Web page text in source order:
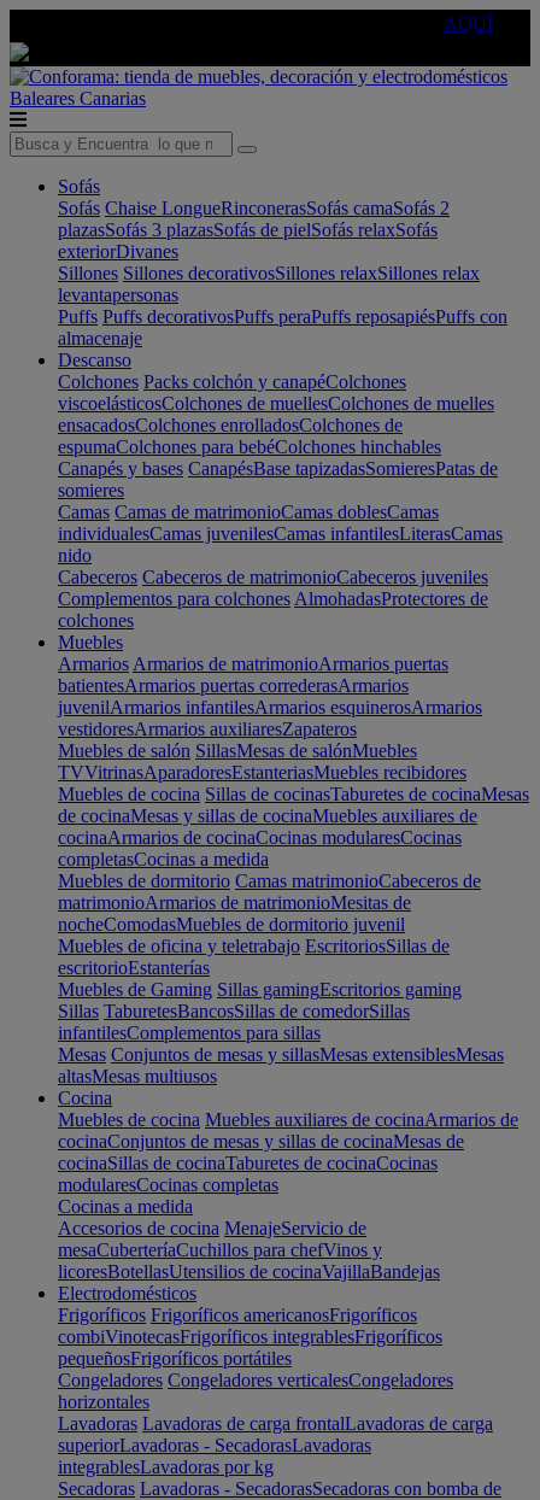
AQUÍ
Baleares Canarias
Sofás
Sofás Chaise LongueRinconerasSofás camaSofás 2
plazasSofás 3 plazasSofás de pielSofás relaxSofás
exteriorDivanes
Sillones Sillones decorativosSillones relaxSillones relax
levantapersonas
Puffs Puffs decorativosPuffs peraPuffs reposapiésPuffs con
almacenaje
Descanso
Colchones Packs colchón y canapéColchones
viscoelásticosColchones de muellesColchones de muelles
ensacadosColchones enrolladosColchones de
espumaColchones para bebéColchones hinchables
Canapés y bases CanapésBase tapizadasSomieresPatas de
somieres
Camas Camas de matrimonioCamas doblesCamas
individualesCamas juvenilesCamas infantilesLiterasCamas
nido
Cabeceros Cabeceros de matrimonioCabeceros juveniles
Complementos para colchones AlmohadasProtectores de
colchones
Muebles
Armarios Armarios de matrimonioArmarios puertas
batientesArmarios puertas correderasArmarios
juvenilArmarios infantilesArmarios esquinerosArmarios
vestidoresArmarios auxiliaresZapateros
Muebles de salón SillasMesas de salónMuebles
TVVitrinasAparadoresEstanteriasMuebles recibidores
Muebles de cocina Sillas de cocinasTaburetes de cocinaMesas
de cocinaMesas y sillas de cocinaMuebles auxiliares de
cocinaArmarios de cocinaCocinas modularesCocinas
completasCocinas a medida
Muebles de dormitorio Camas matrimonioCabeceros de
matrimonioArmarios de matrimonioMesitas de
nocheComodasMuebles de dormitorio juvenil
Muebles de oficina y teletrabajo EscritoriosSillas de
escritorioEstanterías
Muebles de Gaming Sillas gamingEscritorios gaming
Sillas TaburetesBancosSillas de comedorSillas
infantilesComplementos para sillas
Mesas Conjuntos de mesas y sillasMesas extensiblesMesas
altasMesas multiusos
Cocina
Muebles de cocina Muebles auxiliares de cocinaArmarios de
cocinaConjuntos de mesas y sillas de cocinaMesas de
cocinaSillas de cocinaTaburetes de cocinaCocinas
modularesCocinas completas
Cocinas a medida
Accesorios de cocina MenajeServicio de
mesaCuberteríaCuchillos para chefVinos y
licoresBotellasUtensilios de cocinaVajillaBandejas
Electrodomésticos
Frigoríficos Frigoríficos americanosFrigoríficos
combiVinotecasFrigoríficos integrablesFrigoríficos
pequeñosFrigoríficos portátiles
Congeladores Congeladores verticalesCongeladores
horizontales
Lavadoras Lavadoras de carga frontalLavadoras de carga
superiorLavadoras - SecadorasLavadoras
integrablesLavadoras por kg
Secadoras Lavadoras - SecadorasSecadoras con bomba de